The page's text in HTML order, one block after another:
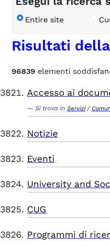
Entire site
Risultati
96839 elementi
Accesso ai
Si trova in Servizi /
Notizie
Eventi
University and
CUG
Programmi di